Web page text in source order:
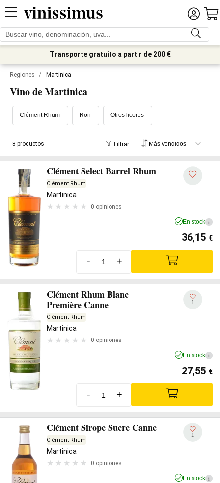
Transporte gratuito a partir de 200 €
Regiones / Martinica
Vino de Martinica
Clément Rhum Ron Otros licores
8 productos Filtrar
Clément Select Barrel Rhum
Clément Rhum
Martinica
0 opiniones
En stock i
36,15 €
- +
Clément Rhum Blanc
Première Canne
Clément Rhum
Martinica
0 opiniones
1
En stock i
27,55 €
- +
Clément Sirope Sucre Canne
Clément Rhum
Martinica
0 opiniones
1
En stock i